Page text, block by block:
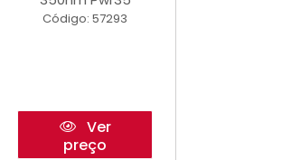
Código: 57293
Ver
preço